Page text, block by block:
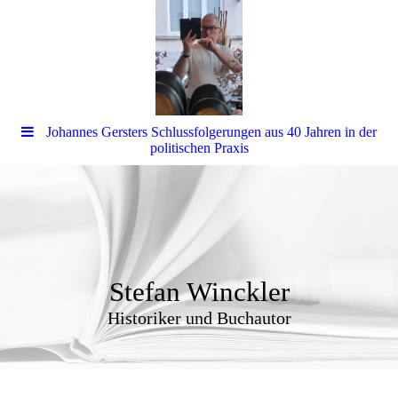
Johannes Gersters Schlussfolgerungen aus 40 Jahren in der
politischen Praxis
Stefan Winckler
Historiker und Buchautor